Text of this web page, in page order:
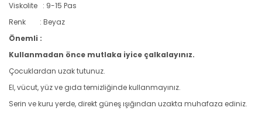
Viskolite : 9-15 Pas
Renk : Beyaz
Önemli :
Kullanmadan önce mutlaka iyice çalkalayınız.
Çocuklardan uzak tutunuz.
El, vücut, yüz ve gıda temizliğinde kullanmayınız.
Serin ve kuru yerde, direkt güneş ışığından uzakta muhafaza ediniz.